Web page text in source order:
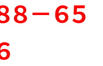
８－６５